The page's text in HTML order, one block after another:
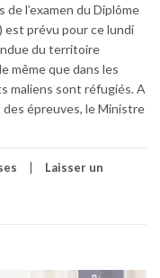
l’examen du Diplôme
est prévu pour ce lundi
du territoire
même que dans les
maliens sont réfugiés. A
épreuves, le Ministre
Laisser un